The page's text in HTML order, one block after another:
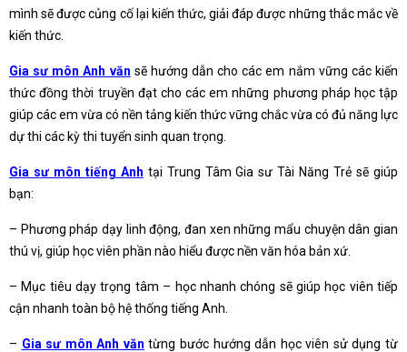
mình sẽ được củng cố lại kiến thức, giải đáp được những thắc mắc về
kiến thức.
Gia sư môn Anh văn sẽ hướng dẫn cho các em nắm vững các kiến
thức đồng thời truyền đạt cho các em những phương pháp học tập
giúp các em vừa có nền tảng kiến thức vững chắc vừa có đủ năng lực
dự thi các kỳ thi tuyển sinh quan trọng.
Gia sư môn tiếng Anh tại Trung Tâm Gia sư Tài Năng Trẻ sẽ giúp
bạn:
– Phương pháp dạy linh động, đan xen những mẩu chuyện dân gian
thú vị, giúp học viên phần nào hiểu được nền văn hóa bản xứ.
– Mục tiêu dạy trọng tâm – học nhanh chóng sẽ giúp học viên tiếp
cận nhanh toàn bộ hệ thống tiếng Anh.
– Gia sư môn Anh văn từng bước hướng dẫn học viên sử dụng từ